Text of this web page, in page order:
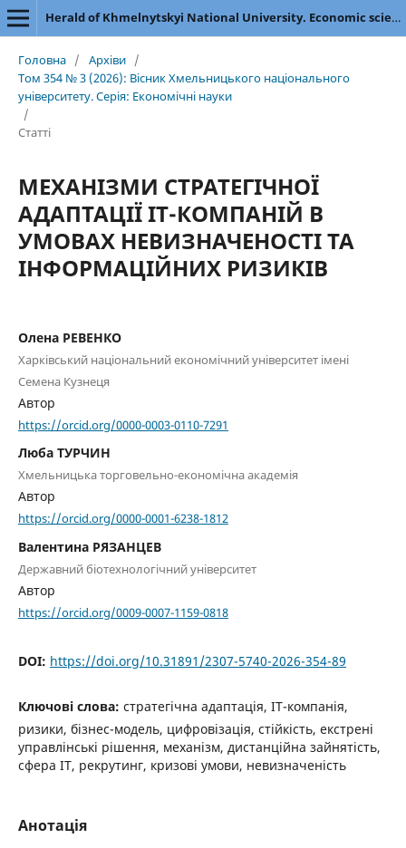
Herald of Khmelnytskyi National University. Economic sciences
Головна / Архіви /
Том 354 № 3 (2026): Вісник Хмельницького національного
університету. Серія: Економічні науки
/
Статті
МЕХАНІЗМИ СТРАТЕГІЧНОЇ
АДАПТАЦІЇ ІТ-КОМПАНІЙ В
УМОВАХ НЕВИЗНАЧЕНОСТІ ТА
ІНФОРМАЦІЙНИХ РИЗИКІВ
Олена РЕВЕНКО
Харківський національний економічний університет імені
Семена Кузнеця
Автор
https://orcid.org/0000-0003-0110-7291
Люба ТУРЧИН
Хмельницька торговельно-економічна академія
Автор
https://orcid.org/0000-0001-6238-1812
Валентина РЯЗАНЦЕВ
Державний біотехнологічний університет
Автор
https://orcid.org/0009-0007-1159-0818
DOI: https://doi.org/10.31891/2307-5740-2026-354-89
Ключові слова: стратегічна адаптація, ІТ-компанія,
ризики, бізнес-модель, цифровізація, стійкість, екстрені
управлінські рішення, механізм, дистанційна зайнятість,
сфера ІТ, рекрутинг, кризові умови, невизначеність
Анотація